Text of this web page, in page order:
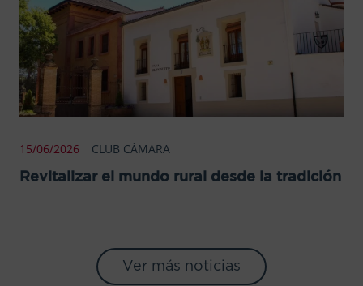
15/06/2026 CLUB CÁMARA
Revitalizar el mundo rural desde la tradición
Ver más noticias